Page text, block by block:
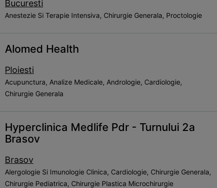
Bucuresti
Anestezie Si Terapie Intensiva, Chirurgie Generala, Proctologie
Alomed Health
Ploiesti
Acupunctura, Analize Medicale, Andrologie, Cardiologie,
Chirurgie Generala
Hyperclinica Medlife Pdr - Turnului 2a
Brasov
Brasov
Alergologie Si Imunologie Clinica, Cardiologie, Chirurgie Generala,
Chirurgie Pediatrica, Chirurgie Plastica Microchirurgie